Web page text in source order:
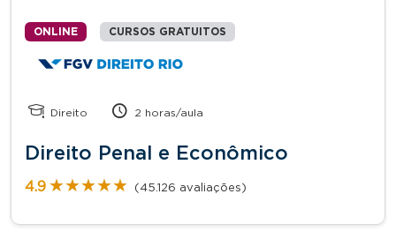
ONLINE CURSOS GRATUITOS
Direito 2 horas/aula
Direito Penal e Econômico
4.9 ★★★★★
★★★★★ (45.126 avaliações)